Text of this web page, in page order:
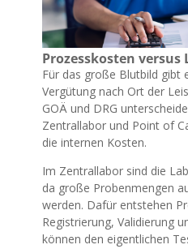
Prozesskosten versus
Für das große Blutbild gibt
Vergütung nach Ort der
GOÄ und DRG
Zentrallabor und Point of
die internen Kosten.
Im Zentrallabor sind die
da große Probenmengen
werden. Dafür entstehen
Registrierung, Validierung
können den eigentlichen